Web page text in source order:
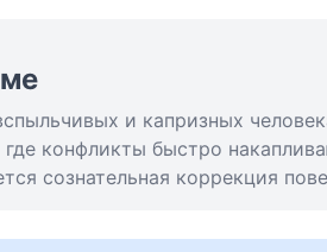
и капризных
где конфликты быстро
сознательная коррекция